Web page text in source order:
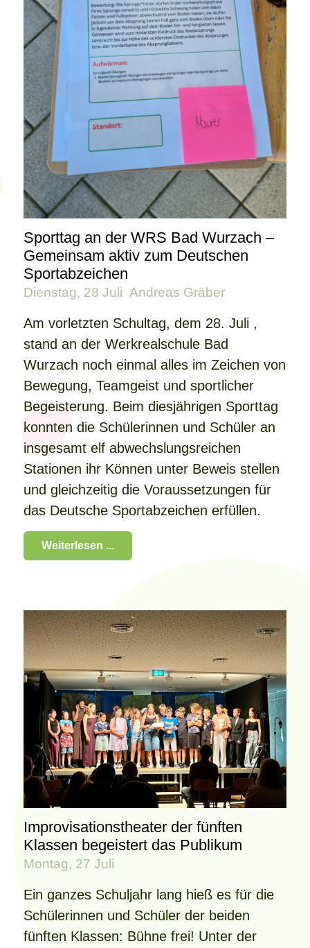
Sporttag an der WRS Bad Wurzach –
Gemeinsam aktiv zum Deutschen
Sportabzeichen
Dienstag, 28 Juli Andreas Gräber
Am vorletzten Schultag, dem 28. Juli ,
stand an der Werkrealschule Bad
Wurzach noch einmal alles im Zeichen von
Bewegung, Teamgeist und sportlicher
Begeisterung. Beim diesjährigen Sporttag
konnten die Schülerinnen und Schüler an
insgesamt elf abwechslungsreichen
Stationen ihr Können unter Beweis stellen
und gleichzeitig die Voraussetzungen für
das Deutsche Sportabzeichen erfüllen.
Weiterlesen ...
Improvisationstheater der fünften
Klassen begeistert das Publikum
Montag, 27 Juli
Ein ganzes Schuljahr lang hieß es für die
Schülerinnen und Schüler der beiden
fünften Klassen: Bühne frei! Unter der